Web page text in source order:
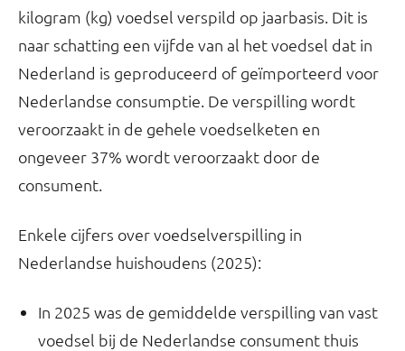
kilogram (kg) voedsel verspild op jaarbasis. Dit is
naar schatting een vijfde van al het voedsel dat in
Nederland is geproduceerd of geïmporteerd voor
Nederlandse consumptie. De verspilling wordt
veroorzaakt in de gehele voedselketen en
ongeveer 37% wordt veroorzaakt door de
consument.
Enkele cijfers over voedselverspilling in
Nederlandse huishoudens (2025):
In 2025 was de gemiddelde verspilling van vast
voedsel bij de Nederlandse consument thuis